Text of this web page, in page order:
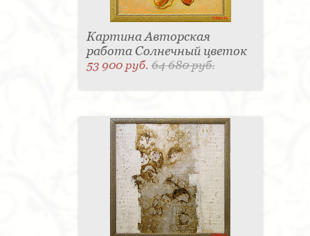
Картина Авторская
работа Солнечный цветок
53 900 руб.64 680 руб.